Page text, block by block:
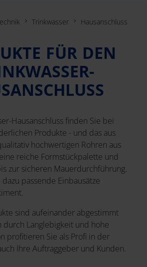
Trinkwasser Hausanschluss
FÜR DEN
Hausanschluss finden Sie bei
Produkte - und das aus
hochwertigen Rohren aus
reiche Formstückpalette und
zur sicheren Mauerdurchführung.
passende Einbausätze
sind aufeinander abgestimmt
durch Langlebigkeit und hohe
profitieren Sie als Profi in der
Ihre Auftraggeber und Kunden.